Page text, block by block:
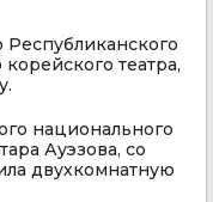
театра,
национального
Ауэзова, со
двухкомнатную